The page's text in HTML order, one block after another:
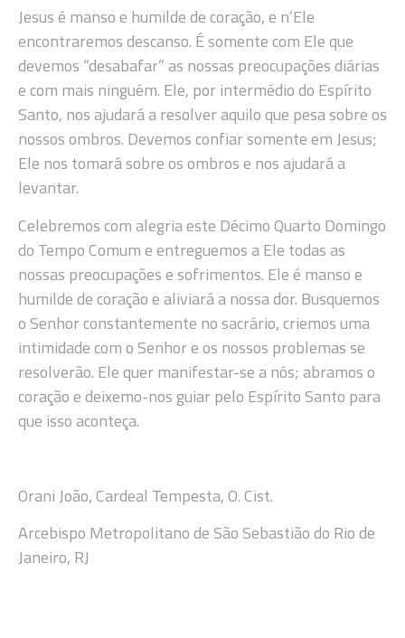
Jesus é manso e humilde de coração, e n’Ele
encontraremos descanso. É somente com Ele que
devemos “desabafar” as nossas preocupações diárias
e com mais ninguém. Ele, por intermédio do Espírito
Santo, nos ajudará a resolver aquilo que pesa sobre os
nossos ombros. Devemos confiar somente em Jesus;
Ele nos tomará sobre os ombros e nos ajudará a
levantar.
Celebremos com alegria este Décimo Quarto Domingo
do Tempo Comum e entreguemos a Ele todas as
nossas preocupações e sofrimentos. Ele é manso e
humilde de coração e aliviará a nossa dor. Busquemos
o Senhor constantemente no sacrário, criemos uma
intimidade com o Senhor e os nossos problemas se
resolverão. Ele quer manifestar-se a nós; abramos o
coração e deixemo-nos guiar pelo Espírito Santo para
que isso aconteça.
Orani João, Cardeal Tempesta, O. Cist.
Arcebispo Metropolitano de São Sebastião do Rio de
Janeiro, RJ